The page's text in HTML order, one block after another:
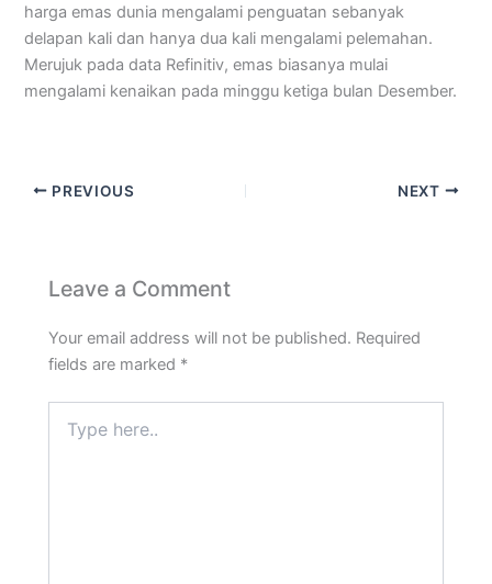
harga emas dunia mengalami penguatan sebanyak
delapan kali dan hanya dua kali mengalami pelemahan.
Merujuk pada data Refinitiv, emas biasanya mulai
mengalami kenaikan pada minggu ketiga bulan Desember.
PREVIOUS NEXT
Leave a Comment
Your email address will not be published. Required
fields are marked *
here..